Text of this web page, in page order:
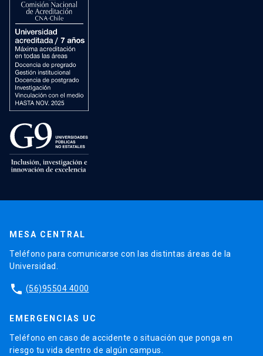
MESA CENTRAL
Teléfono para comunicarse con las distintas áreas de la
Universidad.
phone (56)95504 4000
EMERGENCIAS UC
Teléfono en caso de accidente o situación que ponga en
riesgo tu vida dentro de algún campus.